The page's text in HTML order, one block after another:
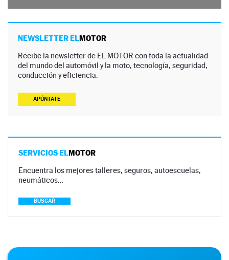
NEWSLETTER ELMOTOR
Recibe la newsletter de EL MOTOR con toda la actualidad
del mundo del automóvil y la moto, tecnología, seguridad,
conducción y eficiencia.
APÚNTATE
SERVICIOS ELMOTOR
Encuentra los mejores talleres, seguros, autoescuelas,
neumáticos…
BUSCAR